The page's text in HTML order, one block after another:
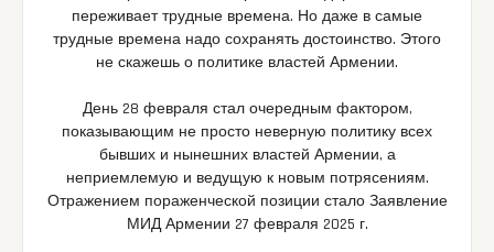
переживает трудные времена. Но даже в самые
трудные времена надо сохранять достоинство. Этого
не скажешь о политике властей Армении.
День 28 февраля стал очередным фактором,
показывающим не просто неверную политику всех
бывших и нынешних властей Армении, а
неприемлемую и ведущую к новым потрясениям.
Отражением пораженческой позиции стало Заявление
МИД Армении 27 февраля 2025 г.